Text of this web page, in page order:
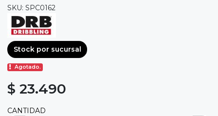
SKU: SPC0162
Stock por sucursal
Agotado.
$ 23.490
CANTIDAD